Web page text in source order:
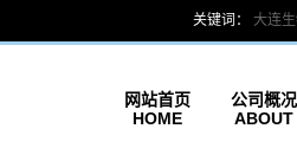
关键词： 大连
网站首页
HOME
公司概况
ABOUT